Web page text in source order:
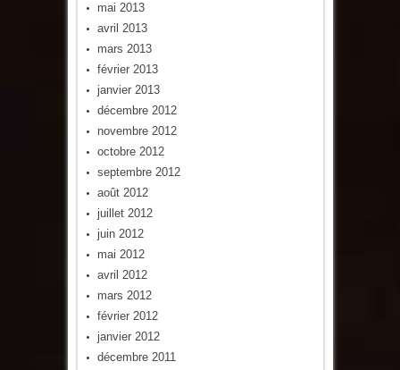
mai 2013
avril 2013
mars 2013
février 2013
janvier 2013
décembre 2012
novembre 2012
octobre 2012
septembre 2012
août 2012
juillet 2012
juin 2012
mai 2012
avril 2012
mars 2012
février 2012
janvier 2012
décembre 2011